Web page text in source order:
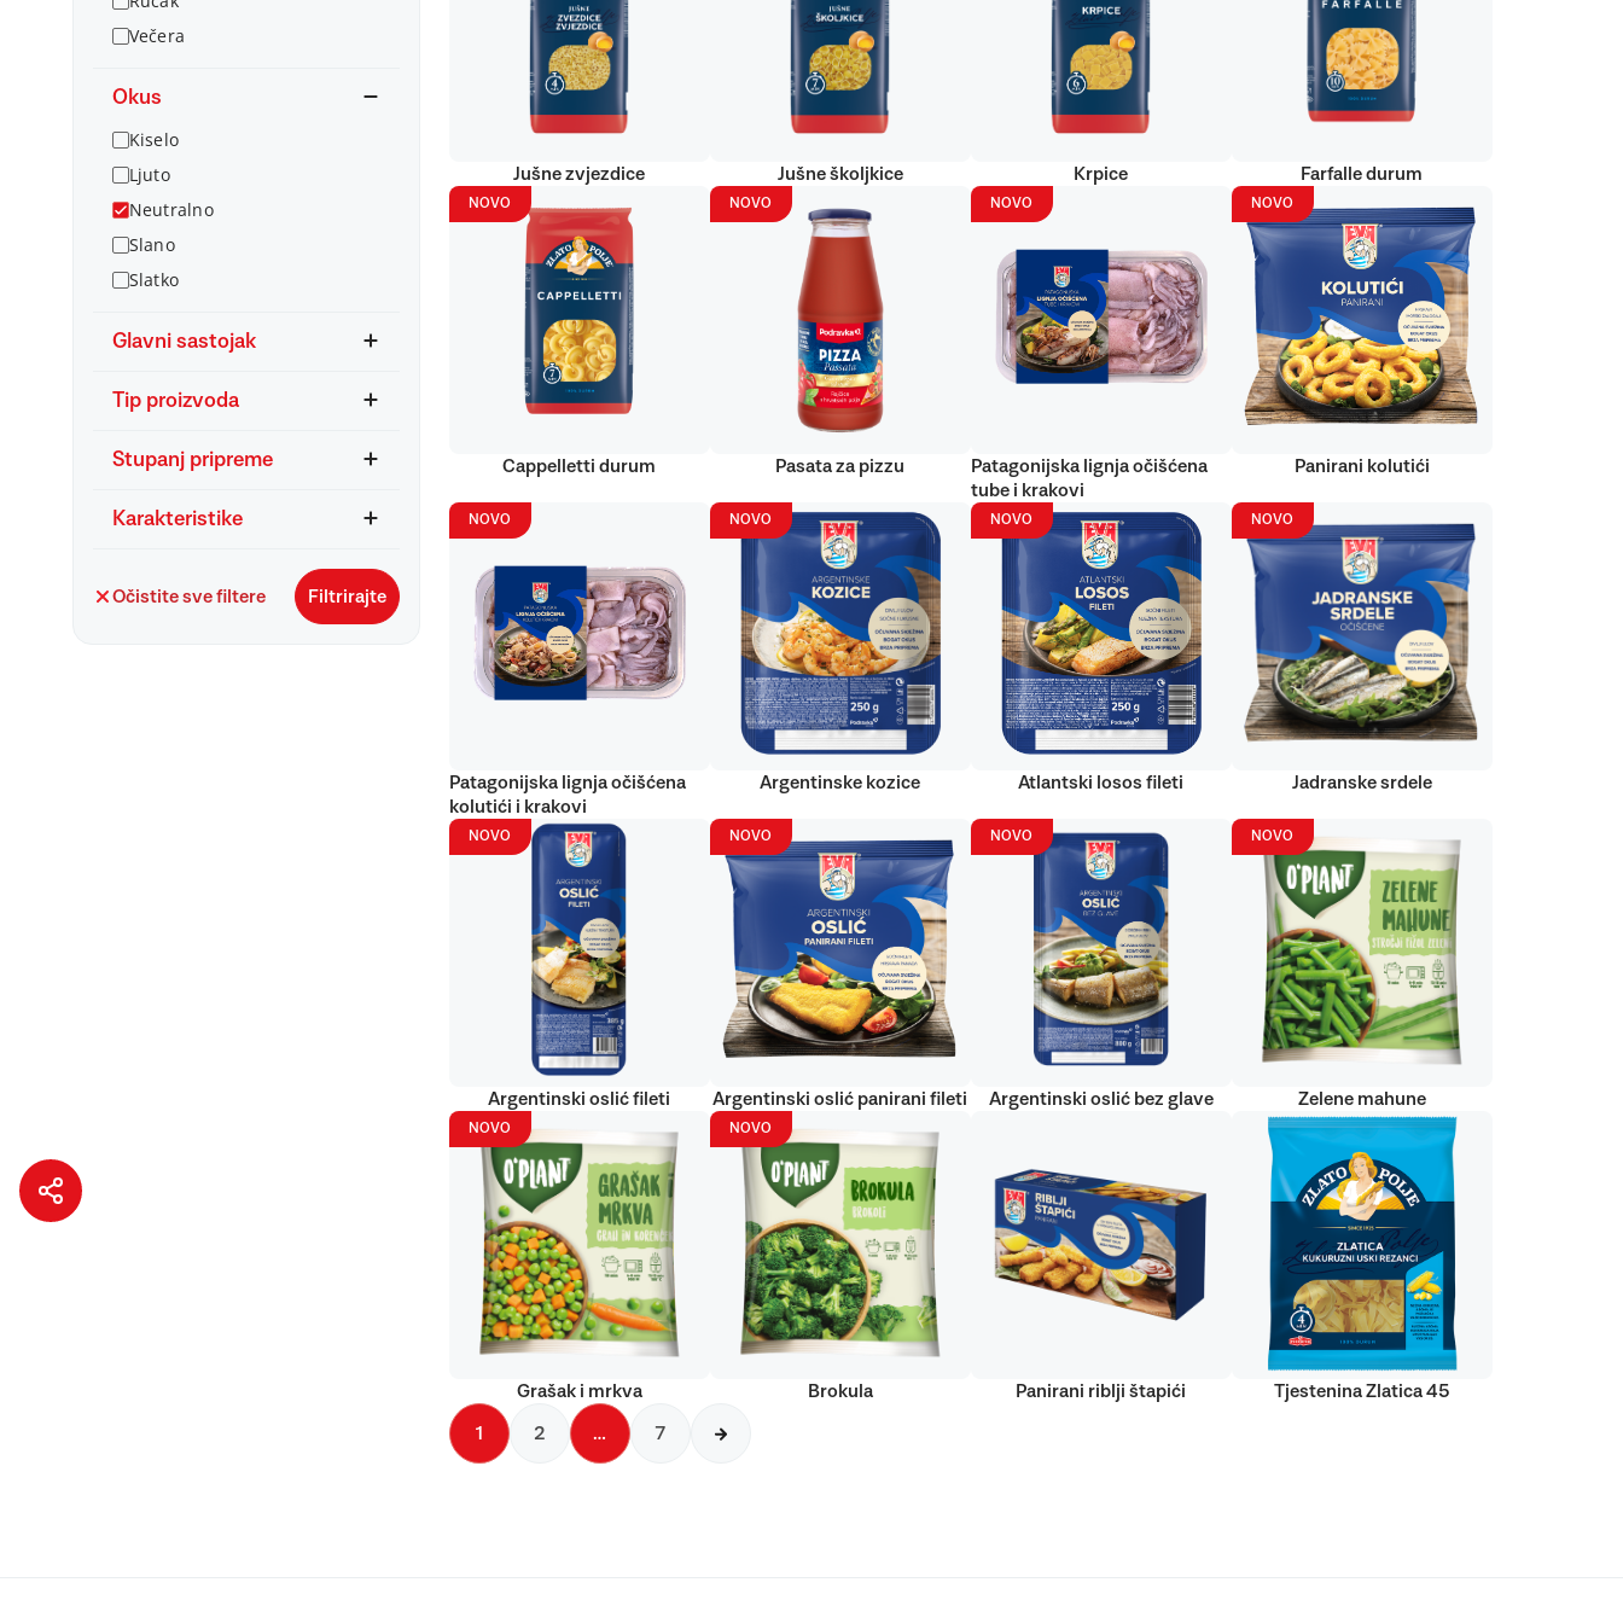
Večera
Okus
Kiselo
Ljuto
Neutralno
Slano
Slatko
Glavni sastojak
Tip proizvoda
Stupanj pripreme
Karakteristike
Očistite sve filtere Filtrirajte
Jušne zvjezdice Jušne školjkice Krpice Farfalle durum
NOVO
Cappelletti durum
NOVO
Pasata za pizzu
NOVO
Patagonijska lignja očišćena
tube i krakovi
NOVO
Panirani kolutići
NOVO
Patagonijska lignja očišćena
kolutići i krakovi
NOVO
Argentinske kozice
NOVO
Atlantski losos fileti
NOVO
Jadranske srdele
NOVO
Argentinski oslić fileti
NOVO
Argentinski oslić panirani fileti
NOVO
Argentinski oslić bez glave
NOVO
Zelene mahune
NOVO
Grašak i mrkva
NOVO
Brokula Panirani riblji štapići Tjestenina Zlatica 45
1 2 … 7